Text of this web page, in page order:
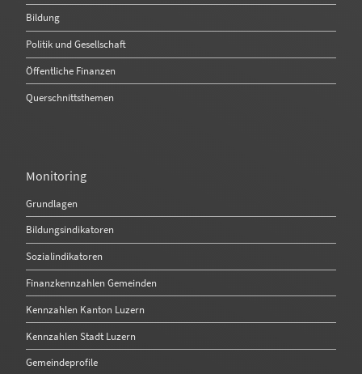
Bildung
Politik und Gesellschaft
Öffentliche Finanzen
Querschnittsthemen
Monitoring
Grundlagen
Bildungsindikatoren
Sozialindikatoren
Finanzkennzahlen Gemeinden
Kennzahlen Kanton Luzern
Kennzahlen Stadt Luzern
Gemeindeprofile